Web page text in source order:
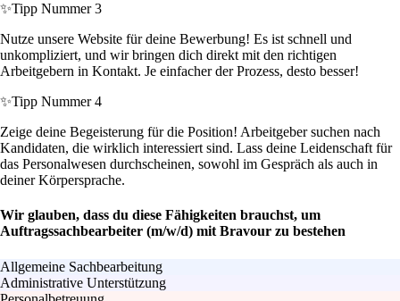
✨Tipp Nummer 3
Nutze unsere Website für deine Bewerbung! Es ist schnell und
unkompliziert, und wir bringen dich direkt mit den richtigen
Arbeitgebern in Kontakt. Je einfacher der Prozess, desto besser!
✨Tipp Nummer 4
Zeige deine Begeisterung für die Position! Arbeitgeber suchen nach
Kandidaten, die wirklich interessiert sind. Lass deine Leidenschaft für
das Personalwesen durchscheinen, sowohl im Gespräch als auch in
deiner Körpersprache.
Wir glauben, dass du diese Fähigkeiten brauchst, um
Auftragssachbearbeiter (m/w/d) mit Bravour zu bestehen
Allgemeine Sachbearbeitung
Administrative Unterstützung